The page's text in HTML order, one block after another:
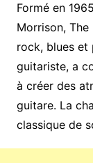
Formé en
Morrison,
rock, blues et
guitariste, a
à créer des
guitare. La
classique de